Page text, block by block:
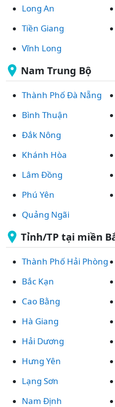
Long An
Tiền Giang
Vĩnh Long
Nam Trung Bộ
Thành Phố Đà Nẵng
Bình Thuận
Đắk Nông
Khánh Hòa
Lâm Đồng
Phú Yên
Quảng Ngãi
Tỉnh/TP tại miền
Thành Phố Hải Phòng
Bắc Kạn
Cao Bằng
Hà Giang
Hải Dương
Hưng Yên
Lạng Sơn
Nam Định